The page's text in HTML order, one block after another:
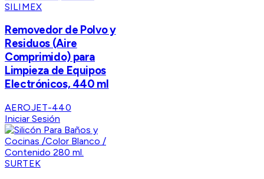
SILIMEX
Removedor de Polvo y
Residuos (Aire
Comprimido) para
Limpieza de Equipos
Electrónicos, 440 ml
AEROJET-440
Iniciar Sesión
SURTEK